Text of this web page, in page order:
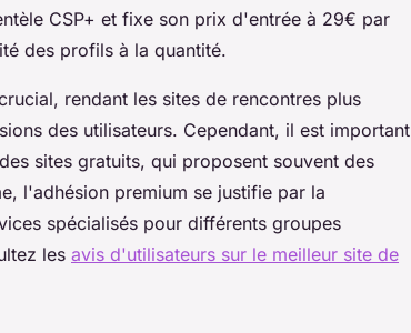
CSP+ et fixe son prix d'entrée à 29€ par
des profils à la quantité.
rendant les sites de rencontres plus
des utilisateurs. Cependant, il est important
sites gratuits, qui proposent souvent des
l'adhésion premium se justifie par la
spécialisés pour différents groupes
les avis d'utilisateurs sur le meilleur site de